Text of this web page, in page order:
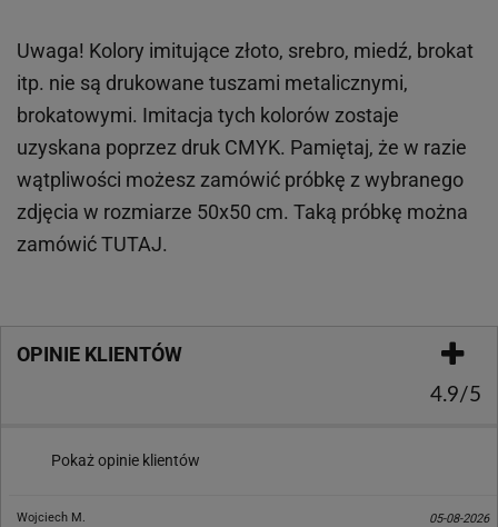
Uwaga! Kolory imitujące złoto, srebro, miedź, brokat
itp. nie są drukowane tuszami metalicznymi,
brokatowymi. Imitacja tych kolorów zostaje
uzyskana poprzez druk CMYK. Pamiętaj, że w razie
wątpliwości możesz zamówić próbkę z wybranego
zdjęcia w rozmiarze 50x50 cm. Taką próbkę można
zamówićTUTAJ.
OPINIE KLIENTÓW
4.9/5
Pokaż opinie klientów
Wojciech M. 05-08-2026